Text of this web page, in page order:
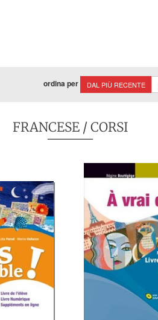
ordina per DAL PIÙ RECENTE
FRANCESE/ CORSI